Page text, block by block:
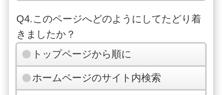
Q4.このページへどのようにしてたどり着
きましたか？
トップページから順に
ホームページのサイト内検索